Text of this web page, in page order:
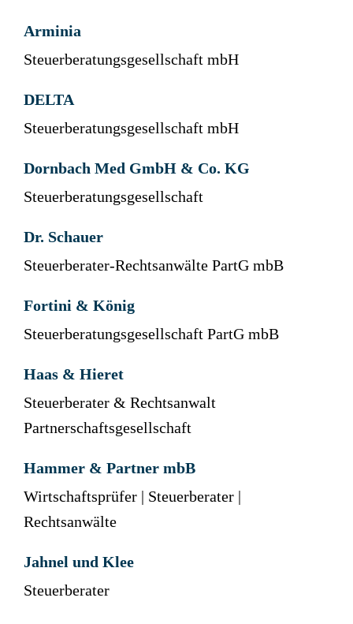
Arminia
Steuerberatungsgesellschaft mbH
DELTA
Steuerberatungsgesellschaft mbH
Dornbach Med GmbH & Co. KG
Steuerberatungsgesellschaft
Dr. Schauer
Steuerberater-Rechtsanwälte PartG mbB
Fortini & König
Steuerberatungsgesellschaft PartG mbB
Haas & Hieret
Steuerberater & Rechtsanwalt
Partnerschaftsgesellschaft
Hammer & Partner mbB
Wirtschaftsprüfer | Steuerberater |
Rechtsanwälte
Jahnel und Klee
Steuerberater